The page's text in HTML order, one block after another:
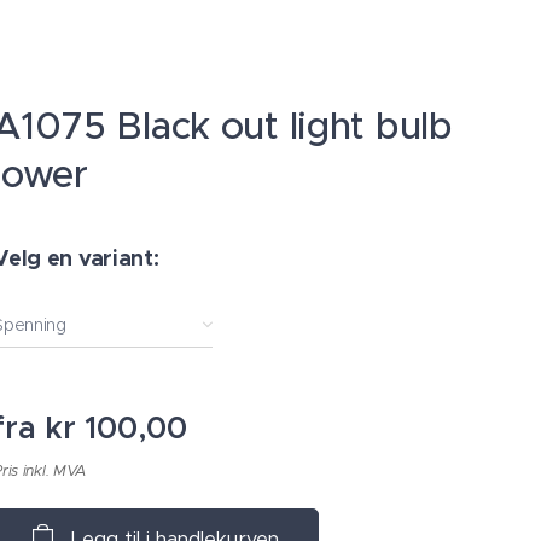
Black out light bulb
en variant:
kr100,00
inkl. MVA